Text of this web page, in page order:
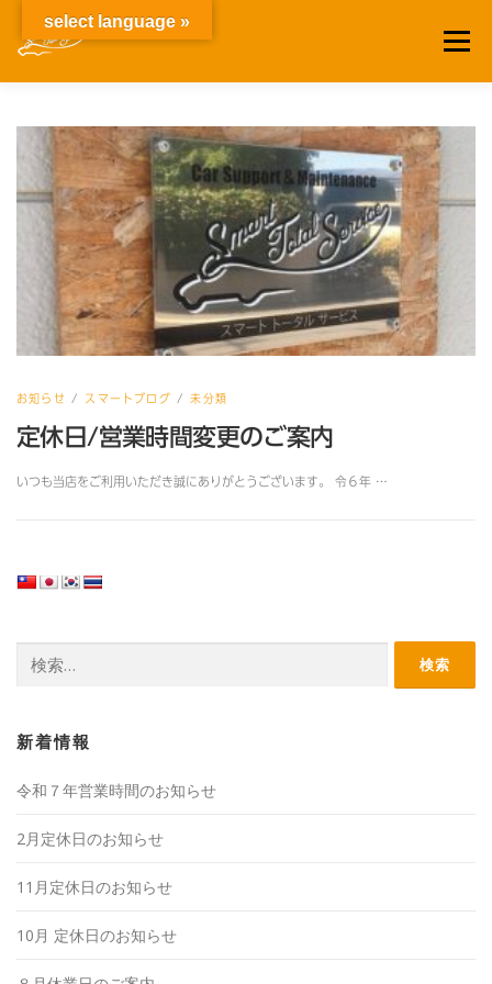
メニュー
ＨＯＭＥ 車検整備/鈑金修理 中古車情報
買い取り 会社概要 スマートブログ
お知らせ / スマートブログ /未分類
定休日/営業時間変更のご案内
いつも当店をご利用いただき誠にありがとうございます。 令６年 …
新着情報
令和７年営業時間のお知らせ
2月定休日のお知らせ
11月定休日のお知らせ
10月 定休日のお知らせ
select language »